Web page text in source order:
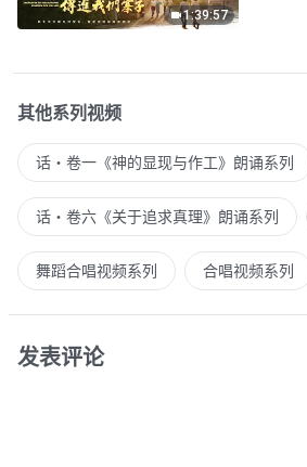
1:39:57
其他系列视频
话・卷一《神的显现与作工》朗诵系列
话・卷六《关于追求真理》朗诵系列
舞蹈合唱视频系列 合唱视频系列
发表评论